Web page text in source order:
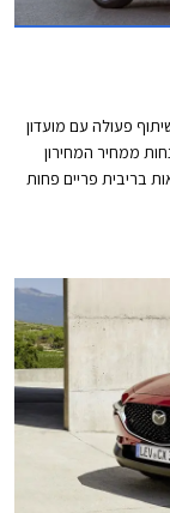
פעולה עם מועדון
ממחיר המחירון
בריבית פריים פחות
של מאזדה בין